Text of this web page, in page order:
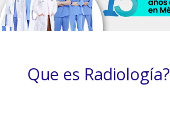
Que es Radiología?